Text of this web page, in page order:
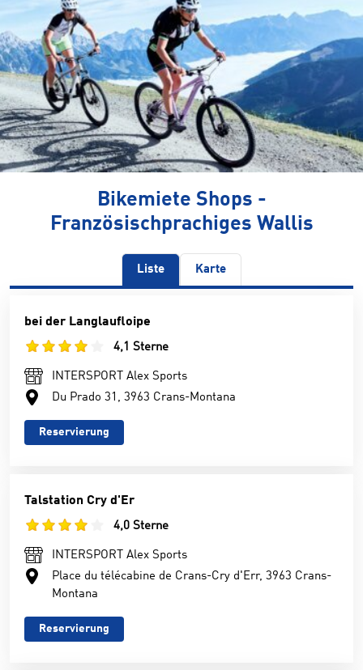
Bikemiete Shops -
Französischprachiges Wallis
Liste Karte
bei der Langlaufloipe
4,1 Sterne
INTERSPORT Alex Sports
Du Prado 31, 3963 Crans-Montana
Reservierung
Talstation Cry d'Er
4,0 Sterne
INTERSPORT Alex Sports
Place du télécabine de Crans-Cry d'Err, 3963 Crans-
Montana
Reservierung